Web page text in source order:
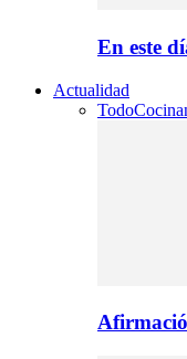
En este
Actualidad
Todo